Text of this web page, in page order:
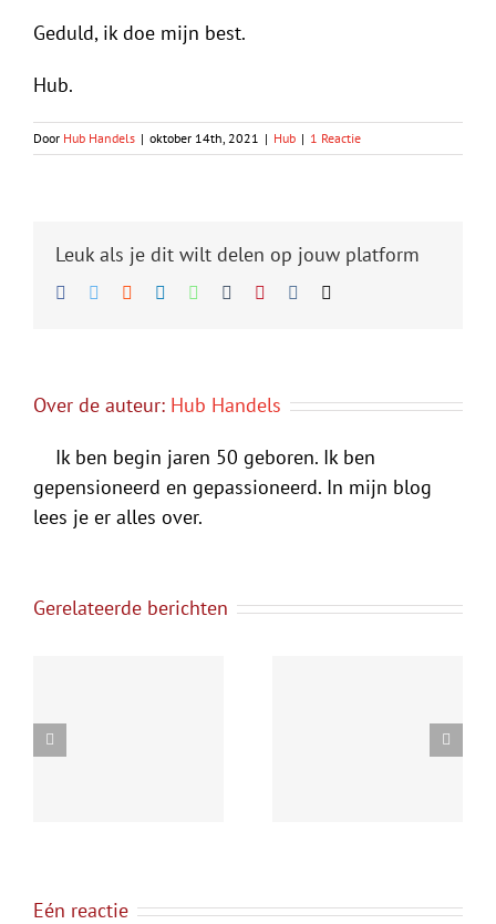
Geduld, ik doe mijn best.
Hub.
Door Hub Handels | oktober 14th, 2021 | Hub | 1 Reactie
Leuk als je dit wilt delen op jouw platform
Facebook
TwitterReddit LinkedInWhatsApp
TumblrPinterest
Over de auteur: Hub Handels
Ik ben begin jaren 50 geboren. Ik ben
gepensioneerd en gepassioneerd. In mijn blog
lees je er alles over.
Gerelateerde berichten
Meer over mij
Eén reactie